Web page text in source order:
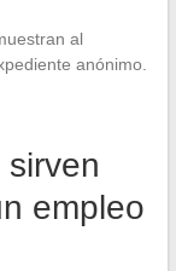
al
anónimo.
empleo